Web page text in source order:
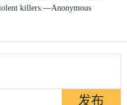
killers.—Anonymous